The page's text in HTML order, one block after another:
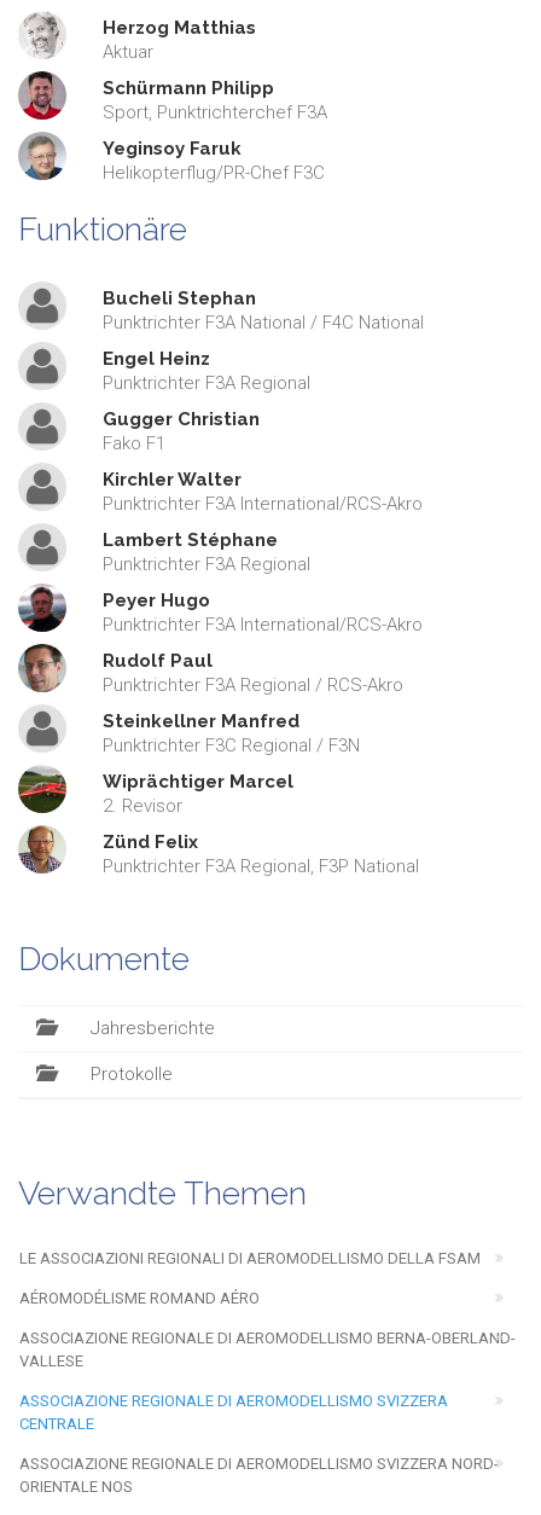
Herzog Matthias
Aktuar
Schürmann Philipp
Sport, Punktrichterchef F3A
Yeginsoy Faruk
Helikopterflug/PR-Chef F3C
Funktionäre
Bucheli Stephan
Punktrichter F3A National / F4C National
Engel Heinz
Punktrichter F3A Regional
Gugger Christian
Fako F1
Kirchler Walter
Punktrichter F3A International/RCS-Akro
Lambert Stéphane
Punktrichter F3A Regional
Peyer Hugo
Punktrichter F3A International/RCS-Akro
Rudolf Paul
Punktrichter F3A Regional / RCS-Akro
Steinkellner Manfred
Punktrichter F3C Regional / F3N
Wiprächtiger Marcel
2. Revisor
Zünd Felix
Punktrichter F3A Regional, F3P National
Dokumente
Jahresberichte
Protokolle
Verwandte Themen
LE ASSOCIAZIONI REGIONALI DI AEROMODELLISMO DELLA FSAM
AÉROMODÉLISME ROMAND AÉRO
ASSOCIAZIONE REGIONALE DI AEROMODELLISMO BERNA-OBERLAND-
VALLESE
ASSOCIAZIONE REGIONALE DI AEROMODELLISMO SVIZZERA
CENTRALE
ASSOCIAZIONE REGIONALE DI AEROMODELLISMO SVIZZERA NORD-
ORIENTALE NOS